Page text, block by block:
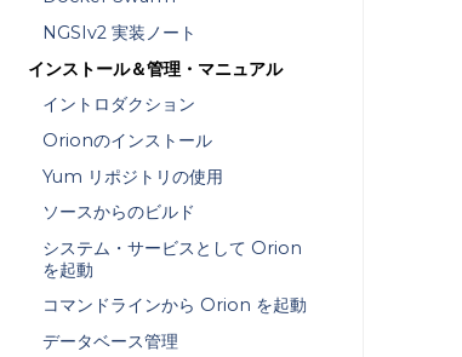
NGSIv2 実装ノート
インストール＆管理・マニュアル
イントロダクション
Orionのインストール
Yum リポジトリの使用
ソースからのビルド
システム・サービスとして Orion
を起動
コマンドラインから Orion を起動
データベース管理